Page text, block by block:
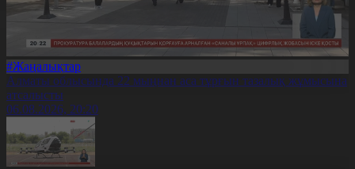
#Жаңалықтар
Алматы облысында 22 мыңнан аса тұрғын тазалық жұмысына
атсалысты
06.08.2026, 20:20